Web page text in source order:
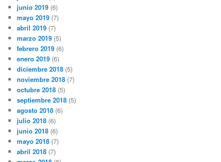
junio 2019 (6)
mayo 2019 (7)
abril 2019 (7)
marzo 2019 (5)
febrero 2019 (6)
enero 2019 (6)
diciembre 2018 (5)
noviembre 2018 (7)
octubre 2018 (5)
septiembre 2018 (5)
agosto 2018 (6)
julio 2018 (6)
junio 2018 (6)
mayo 2018 (7)
abril 2018 (7)